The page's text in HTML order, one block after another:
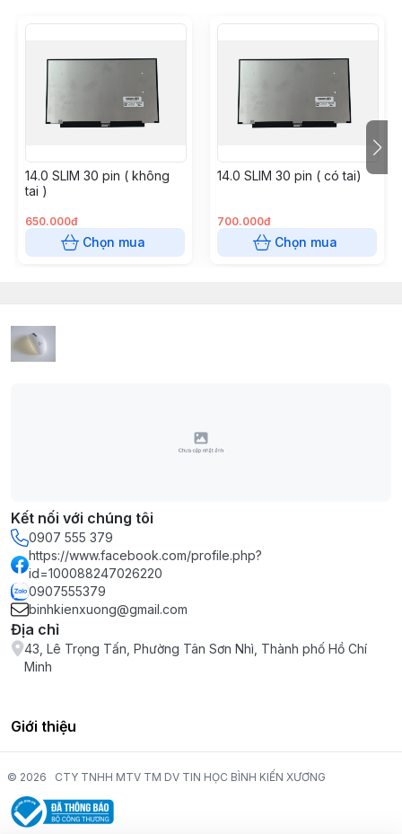
14.0 SLIM 30 pin ( không
tai )
650.000đ
Chọn mua
14.0 SLIM 30 pin ( có tai)
700.000đ
Chọn mua
Kết nối với chúng tôi
0907 555 379
https://www.facebook.com/profile.php?
id=100088247026220
0907555379
binhkienxuong@gmail.com
Địa chỉ
43, Lê Trọng Tấn, Phường Tân Sơn Nhì, Thành phố Hồ Chí
Minh
Giới thiệu
© 2026 CTY TNHH MTV TM DV TIN HỌC BÌNH KIẾN XƯƠNG